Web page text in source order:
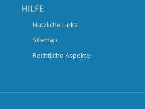
HILFE
Nützliche Links
Sitemap
Rechtliche Aspekte